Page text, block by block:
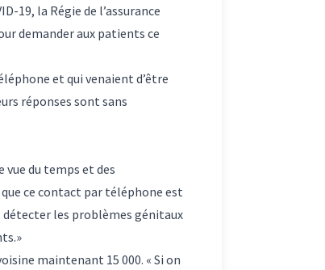
19, la Régie de l’assurance
demander aux patients ce
et qui venaient d’être
réponses sont sans
du temps et des
ce contact par téléphone est
détecter les problèmes génitaux
maintenant 15 000. « Si on